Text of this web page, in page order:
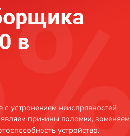
в
устранением неисправностей
причины поломки, заменяем
устройства.